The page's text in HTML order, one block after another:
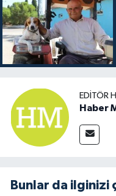
EDITÖR
Haber
Bunlar da ilginizi